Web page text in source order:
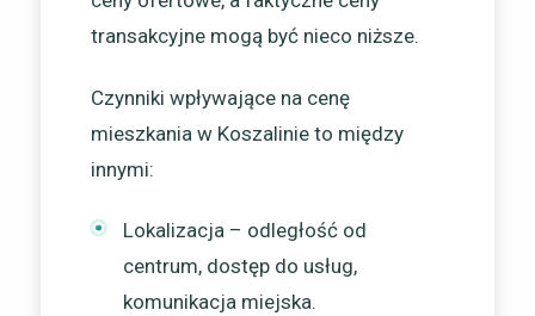
transakcyjne mogą być nieco niższe.
Czynniki wpływające na cenę
mieszkania w Koszalinie to między
innymi:
Lokalizacja – odległość od
centrum, dostęp do usług,
komunikacja miejska.